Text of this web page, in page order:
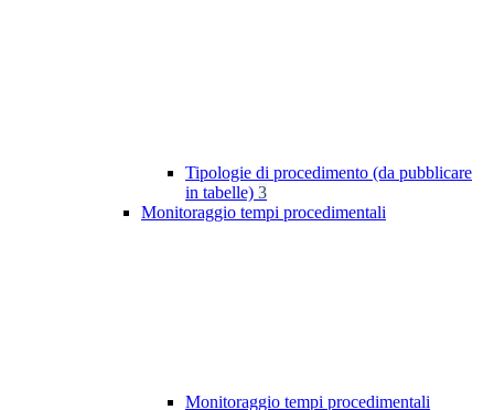
Tipologie di procedimento (da pubblicare
in tabelle) 3
Monitoraggio tempi procedimentali
Monitoraggio tempi procedimentali